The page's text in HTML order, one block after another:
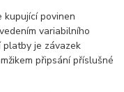
povinen
variabilního
platby je závazek
připsání příslušné